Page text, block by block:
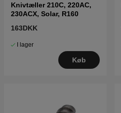
Knivtæller 210C, 220AC,
230ACX, Solar, R160
163DKK
I lager
Køb